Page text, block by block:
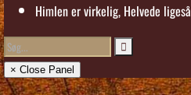
Himlen er virkelig, Helvede ligeså
× Close Panel